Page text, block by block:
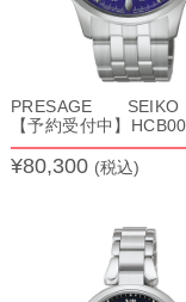
PRESAGE SEIKO
【予約受付中】
¥80,300 (税込)